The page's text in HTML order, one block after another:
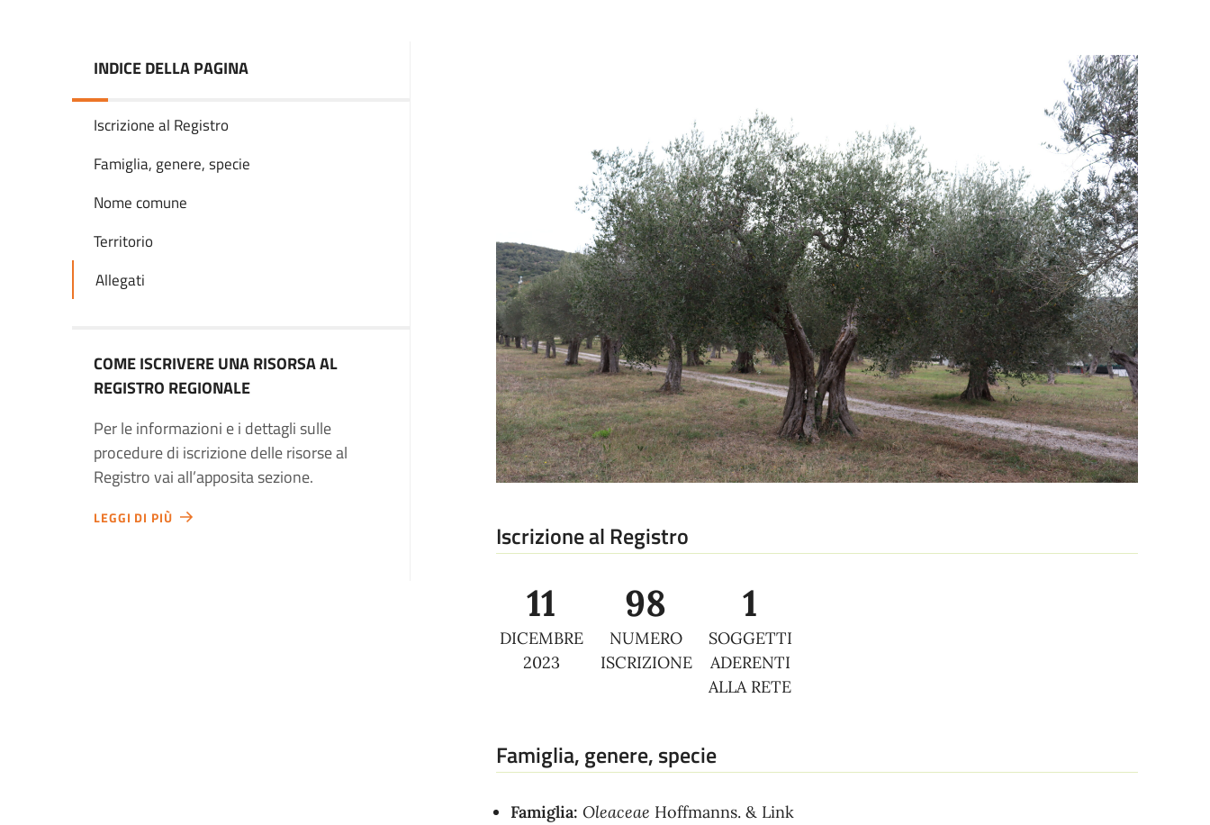
INDICE DELLA PAGINA
Iscrizione al Registro
Famiglia, genere, specie
Nome comune
Territorio
Allegati
COME ISCRIVERE UNA RISORSA AL
REGISTRO REGIONALE
Per le informazioni e i dettagli sulle
procedure di iscrizione delle risorse al
Registro vai all’apposita sezione.
LEGGI DI PIÙ
Iscrizione al Registro
11
DICEMBRE
2023
98
NUMERO
ISCRIZIONE
1
SOGGETTI
ADERENTI
ALLA RETE
Famiglia, genere, specie
Famiglia: Oleaceae Hoffmanns. & Link